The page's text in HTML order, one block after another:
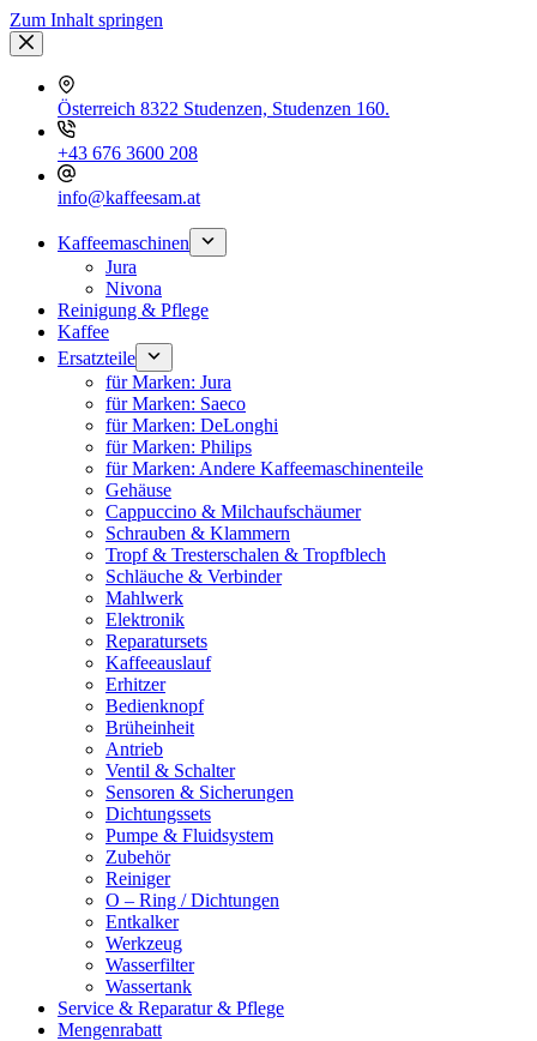
Zum Inhalt springen
Österreich 8322 Studenzen, Studenzen 160.
+43 676 3600 208
info@kaffeesam.at
Kaffeemaschinen
Jura
Nivona
Reinigung & Pflege
Kaffee
Ersatzteile
für Marken: Jura
für Marken: Saeco
für Marken: DeLonghi
für Marken: Philips
für Marken: Andere Kaffeemaschinenteile
Gehäuse
Cappuccino & Milchaufschäumer
Schrauben & Klammern
Tropf & Tresterschalen & Tropfblech
Schläuche & Verbinder
Mahlwerk
Elektronik
Reparatursets
Kaffeeauslauf
Erhitzer
Bedienknopf
Brüheinheit
Antrieb
Ventil & Schalter
Sensoren & Sicherungen
Dichtungssets
Pumpe & Fluidsystem
Zubehör
Reiniger
O – Ring / Dichtungen
Entkalker
Werkzeug
Wasserfilter
Wassertank
Service & Reparatur & Pflege
Mengenrabatt